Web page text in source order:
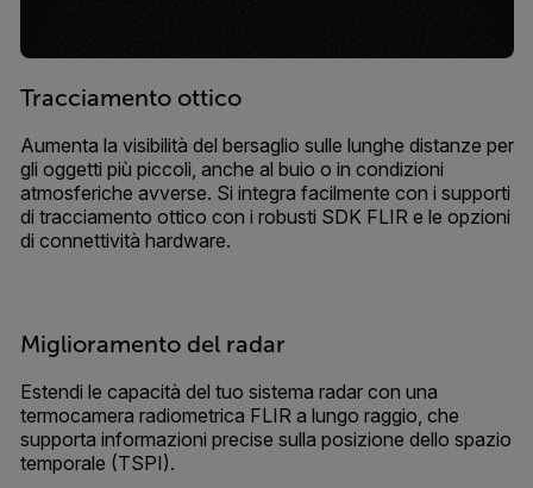
Tracciamento ottico
Aumenta la visibilità del bersaglio sulle lunghe distanze per
gli oggetti più piccoli, anche al buio o in condizioni
atmosferiche avverse. Si integra facilmente con i supporti
di tracciamento ottico con i robusti SDK FLIR e le opzioni
di connettività hardware.
Miglioramento del radar
Estendi le capacità del tuo sistema radar con una
termocamera radiometrica FLIR a lungo raggio, che
supporta informazioni precise sulla posizione dello spazio
temporale (TSPI).